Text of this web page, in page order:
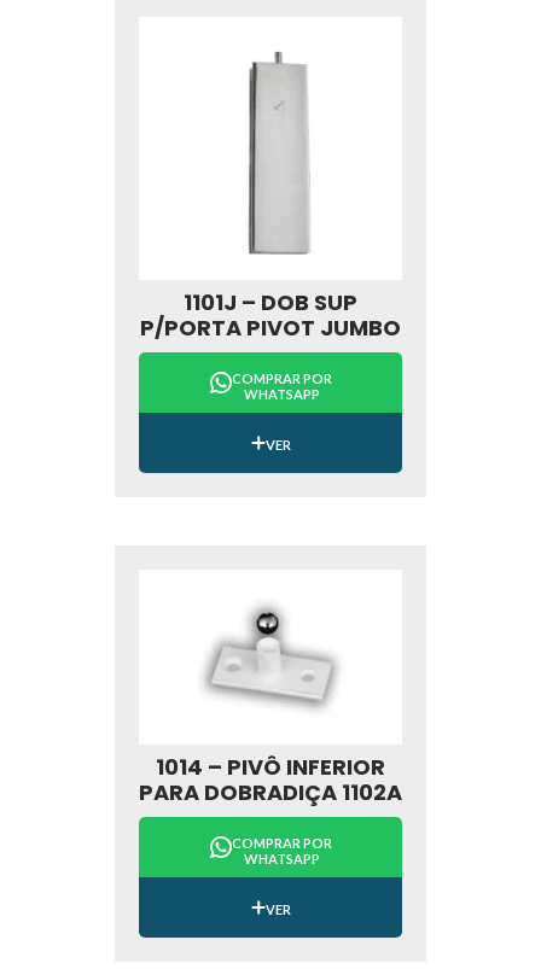
1101J – DOB SUP
P/PORTA PIVOT JUMBO
COMPRAR POR
WHATSAPP
VER
1014 – PIVÔ INFERIOR
PARA DOBRADIÇA 1102A
COMPRAR POR
WHATSAPP
VER